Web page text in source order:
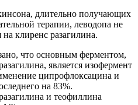
длительно получающих
терапии, леводопа не
клиренс разагилина.
что основным ферментом,
является изофермент
ципрофлоксацина и
на 83%.
и теофиллина